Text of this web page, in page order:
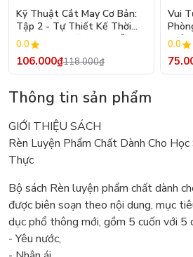
- 10%
Kỹ Thuật Cắt May Cơ Bản:
Tập 2 - Tự Thiết Kế Thời
Trang Nam Nữ - Tạo Mẫu
Rập - Kỹ Thuật Nhảy Size
0.0
106.000₫118.000₫
Vui
Chủ
0.0
Thông tin sản phẩm
GIỚI THIỆU SÁCH
Rèn Luyện Phẩm Chất Dành Cho
Thực
Bộ sách Rèn luyện phẩm chất dành
được biên soạn theo nội dung, mục
dục phổ thông mới, gồm 5 cuốn với 5
- Yêu nước,